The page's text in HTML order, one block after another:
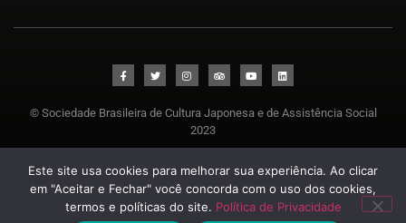
© Sociedade Brasileira de Cultura Japonesa e de Assistência Social
2023
Este site usa cookies para melhorar sua experiência. Ao clicar
em "Aceitar e Fechar" você concorda com o uso dos cookies,
termos e políticas do site. Política de Privacidade